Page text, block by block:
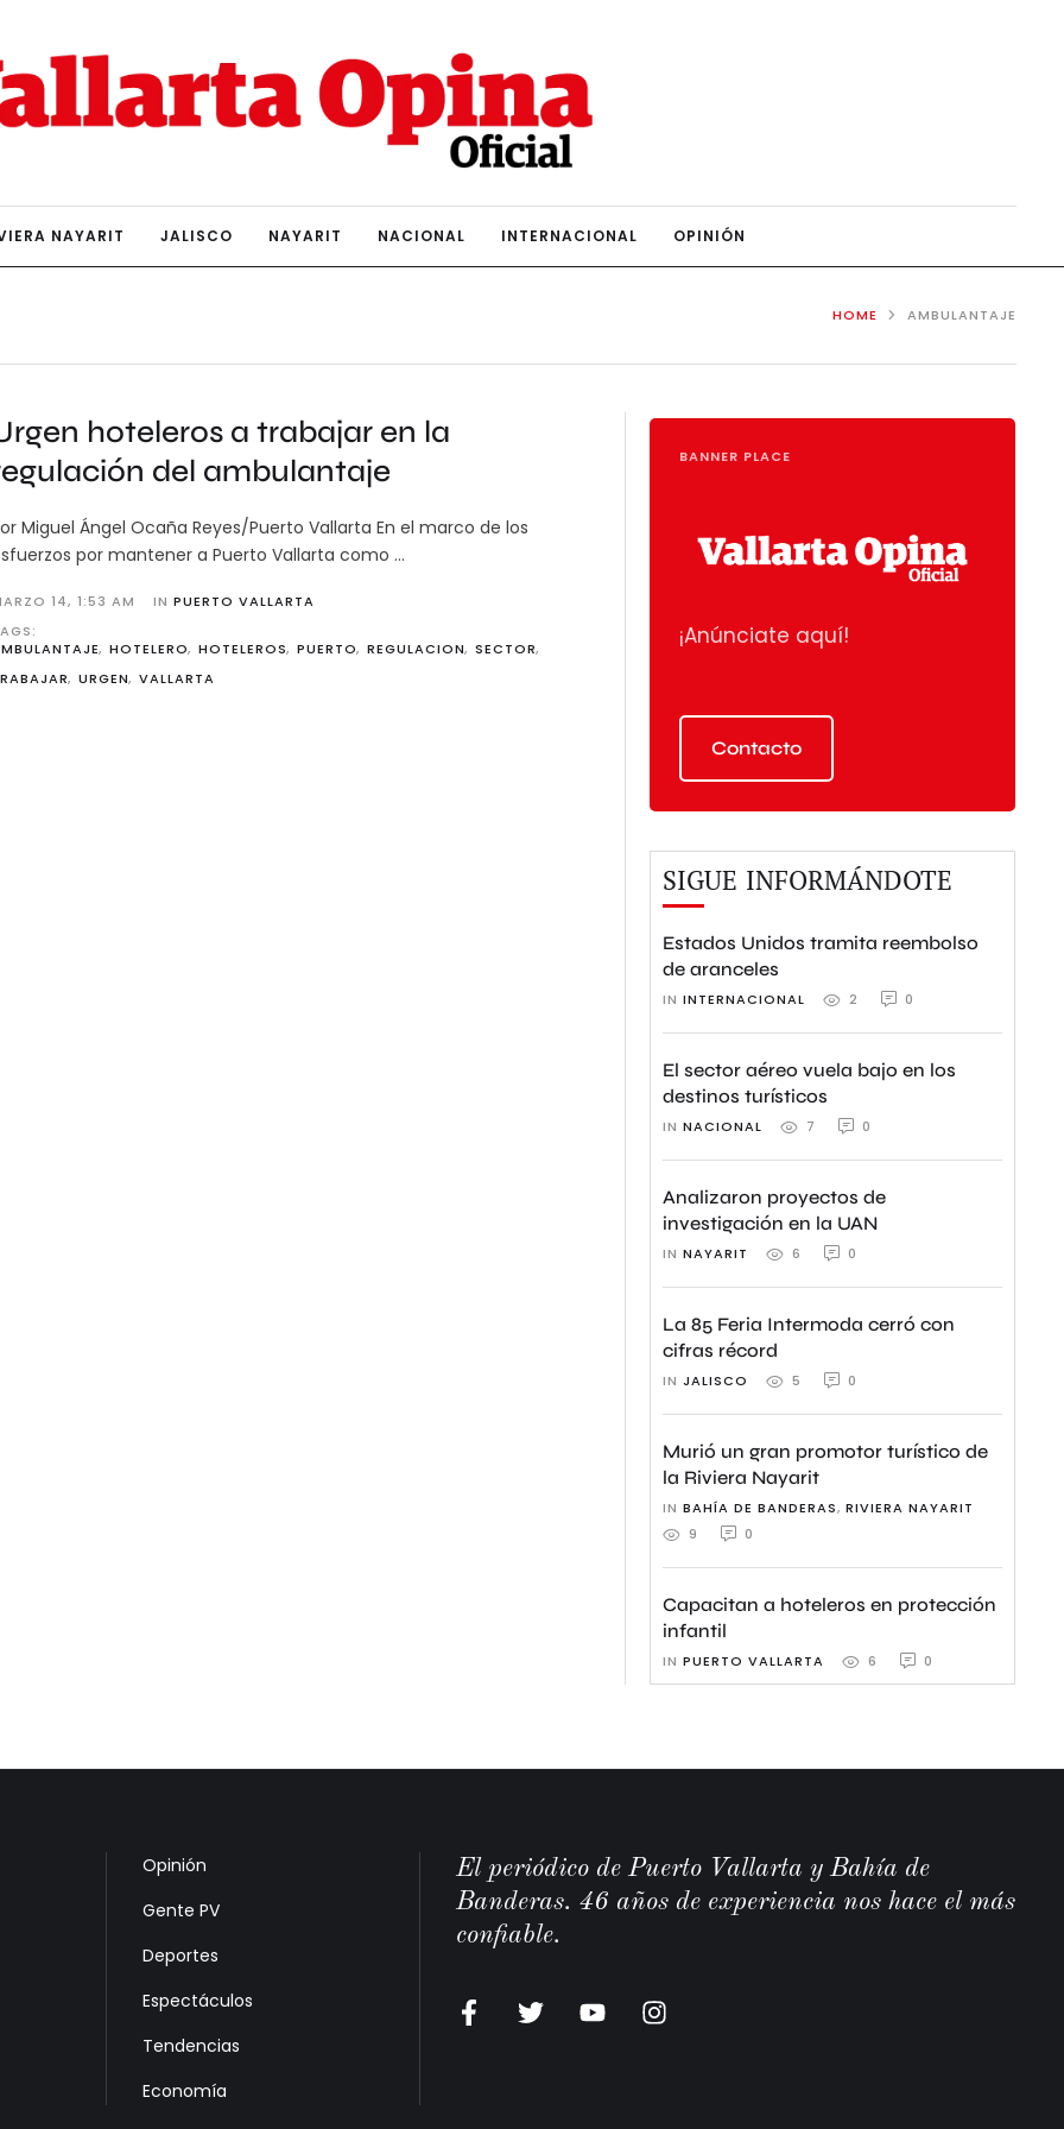
NAYARIT JALISCO NAYARIT NACIONAL INTERNACIONAL OPINIÓN
HOME AMBULANTAJE
hoteleros a trabajar en la
del ambulantaje
Miguel Ángel Ocaña Reyes/Puerto Vallarta En el marco de los
por mantener a Puerto Vallarta como …
14, 1:53 AM IN PUERTO VALLARTA
, HOTELERO, HOTELEROS, PUERTO, REGULACION, SECTOR,
, URGEN, VALLARTA
BANNER PLACE
¡Anúnciate aquí!
Contacto
SIGUE INFORMÁNDOTE
Estados Unidos tramita reembolso
de aranceles
IN INTERNACIONAL 2 0
El sector aéreo vuela bajo en los
destinos turísticos
IN NACIONAL 7 0
Analizaron proyectos de
investigación en la UAN
IN NAYARIT 6 0
La 85 Feria Intermoda cerró con
cifras récord
IN JALISCO 5 0
Murió un gran promotor turístico de
la Riviera Nayarit
IN BAHÍA DE BANDERAS, RIVIERA NAYARIT
9
0
Capacitan a hoteleros en protección
infantil
IN PUERTO VALLARTA 6 0
Opinión
Gente PV
Deportes
Espectáculos
Tendencias
Economía
El periódico de Puerto Vallarta y Bahía de
Banderas. 46 años de experiencia nos hace el más
confiable.